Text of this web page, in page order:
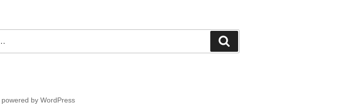
索
powered by WordPress